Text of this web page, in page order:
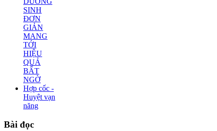
SINH
ĐƠN
GIẢN
MANG
TỚI
HIỆU
QUẢ
BẤT
NGỜ
Hợp cốc -
Huyệt vạn
năng
Bài đọc